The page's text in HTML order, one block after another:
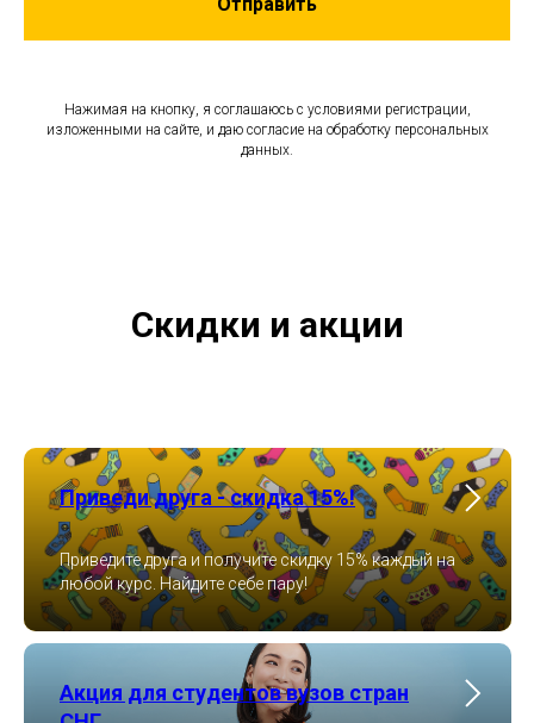
Нажимая на кнопку, я соглашаюсь с условиями регистрации,
изложенными на сайте, и даю согласие на обработку персональных
данных.
Скидки и акции
Приведи друга - скидка 15%!
Приведите друга и получите скидку 15% каждый на
любой курс. Найдите себе пару!
Акция для студентов вузов стран